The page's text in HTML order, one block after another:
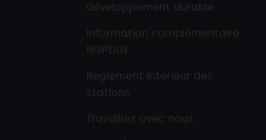
développement durable
Information complémentaire
RGPDUE
Règlement intérieur des
stations
Travaillez avec nous